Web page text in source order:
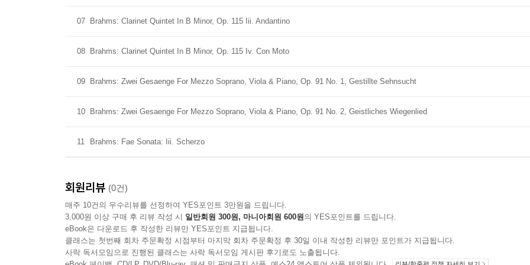
07 Brahms: Clarinet Quintet In B Minor, Op. 115 Iii. Andantino
08 Brahms: Clarinet Quintet In B Minor, Op. 115 Iv. Con Moto
09 Brahms: Zwei Gesaenge For Mezzo Soprano, Viola & Piano, Op. 91 No. 1, Gestillte Sehnsucht
10 Brahms: Zwei Gesaenge For Mezzo Soprano, Viola & Piano, Op. 91 No. 2, Geistliches Wiegenlied
11 Brahms: Fae Sonata: Iii. Scherzo
회원리뷰 (0건)
매주 10건의 우수리뷰를 선정하여 YES포인트 3만원을 드립니다.
3,000원 이상 구매 후 리뷰 작성 시 일반회원 300원, 마니아회원 600원의 YES포인트를 드립니다.
eBook은 다운로드 후 작성한 리뷰만 YES포인트 지급됩니다.
클래스는 첫번째 회차 주문확정 시점부터 마지막 회차 주문확정 후 30일 이내 작성한 리뷰만 포인트가 지급됩니다.
사락 독서모임으로 진행된 클래스는 사락 독서모임 게시판 후기로도 노출됩니다.